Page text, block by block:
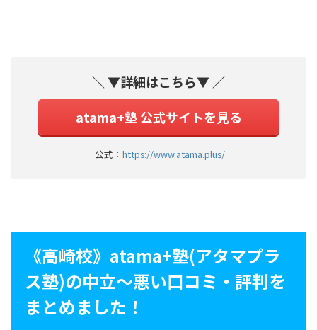
＼ ▼詳細はこちら▼ ／
atama+塾 公式サイトを見る
公式： https://www.atama.plus/
《高崎校》atama+塾(アタマプラ
ス塾)の中立〜悪い口コミ・評判を
まとめました！